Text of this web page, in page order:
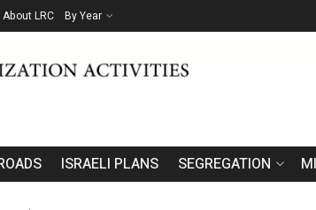
About LRC By Year
ISRAELI PLANS SEGREGATION